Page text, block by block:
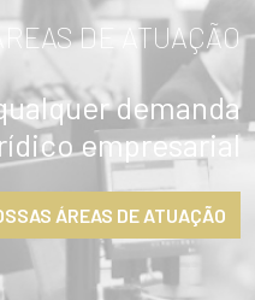
DE ATUAÇÃO
demanda
empresarial
ÁREAS DE ATUAÇÃO